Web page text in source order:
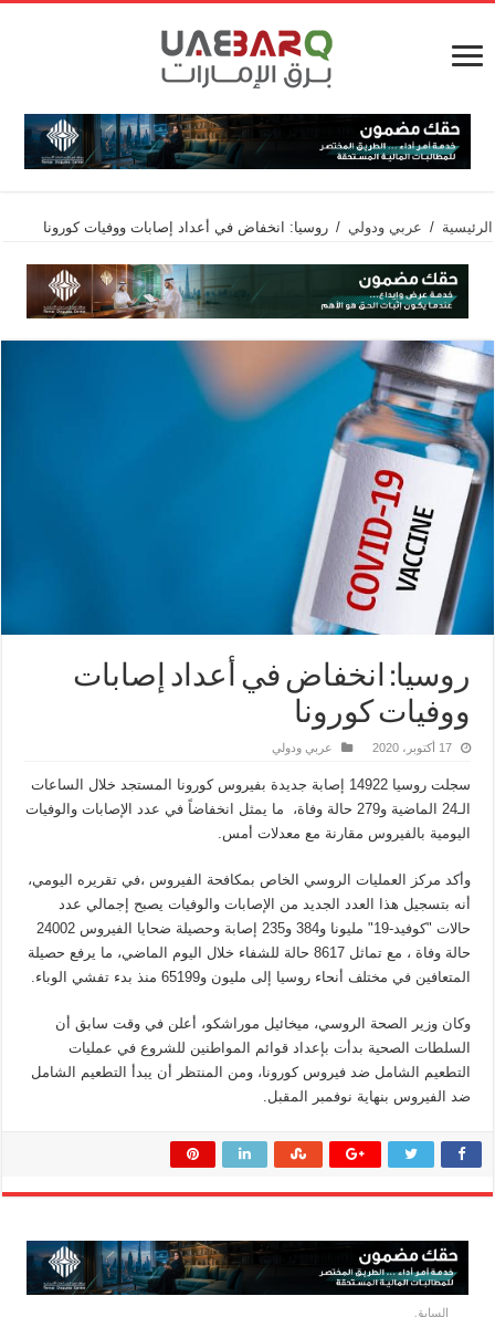
الرئيسية / عربي ودولي / روسيا: انخفاض في أعداد إصابات ووفيات كورونا
روسيا: انخفاض في أعداد إصابات
ووفيات كورونا
17 أكتوبر، 2020 عربي ودولي
سجلت روسيا 14922 إصابة جديدة بفيروس كورونا المستجد خلال الساعات
الـ24 الماضية و279 حالة وفاة، ما يمثل انخفاضاً في عدد الإصابات والوفيات
اليومية بالفيروس مقارنة مع معدلات أمس.
وأكد مركز العمليات الروسي الخاص بمكافحة الفيروس ،في تقريره اليومي،
أنه بتسجيل هذا العدد الجديد من الإصابات والوفيات يصبح إجمالي عدد
حالات "كوفيد-19" مليونا و384 و235 إصابة وحصيلة ضحايا الفيروس 24002
حالة وفاة ، مع تماثل 8617 حالة للشفاء خلال اليوم الماضي، ما يرفع حصيلة
المتعافين في مختلف أنحاء روسيا إلى مليون و65199 منذ بدء تفشي الوباء.
وكان وزير الصحة الروسي، ميخائيل موراشكو، أعلن في وقت سابق أن
السلطات الصحية بدأت بإعداد قوائم المواطنين للشروع في عمليات
التطعيم الشامل ضد فيروس كورونا، ومن المنتظر أن يبدأ التطعيم الشامل
ضد الفيروس بنهاية نوفمبر المقبل.
السابق